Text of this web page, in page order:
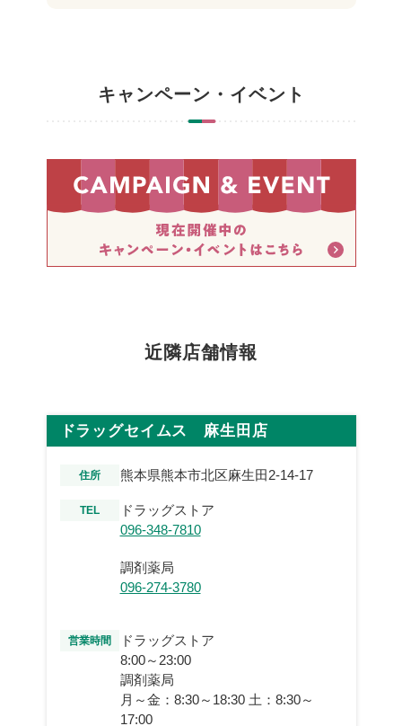
キャンペーン・イベント
近隣店舗情報
ドラッグセイムス 麻生田店
住所 熊本県熊本市北区麻生田2-14-17
TEL
ドラッグストア
096-348-7810
調剤薬局
096-274-3780
営業時間
ドラッグストア
8:00～23:00
調剤薬局
月～金：8:30～18:30 土：8:30～
17:00